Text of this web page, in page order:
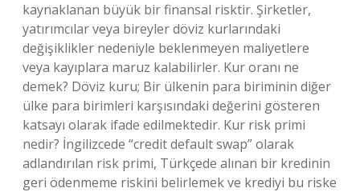
kaynaklanan büyük bir finansal risktir. Şirketler,
yatırımcılar veya bireyler döviz kurlarındaki
değişiklikler nedeniyle beklenmeyen maliyetlere
veya kayıplara maruz kalabilirler. Kur oranı ne
demek? Döviz kuru; Bir ülkenin para biriminin diğer
ülke para birimleri karşısındaki değerini gösteren
katsayı olarak ifade edilmektedir. Kur risk primi
nedir? İngilizcede “credit default swap” olarak
adlandırılan risk primi, Türkçede alınan bir kredinin
geri ödenmeme riskini belirlemek ve krediyi bu riske